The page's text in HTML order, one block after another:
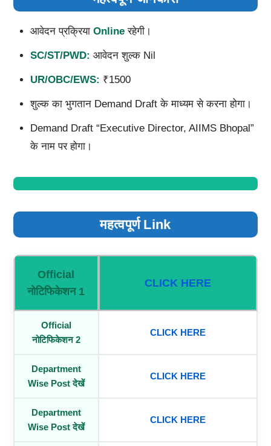
आवेदन प्रक्रिया Onlineरहेगी।
SC/ST/PWD: आवेदन शुल्क Nil
UR/OBC/EWS: ₹1500
शुल्क का भुगतान Demand Draft के माध्यम से करना होगा।
Demand Draft “Executive Director, AIIMS Bhopal”
के नाम पर होगा।
महत्वपूर्ण Link
Official
नोटिफिकेशन 1
CLICK HERE
Official
नोटिफिकेशन 2
CLICK HERE
Department
Wise Post देखें
CLICK HERE
Department
Wise Post देखें
CLICK HERE